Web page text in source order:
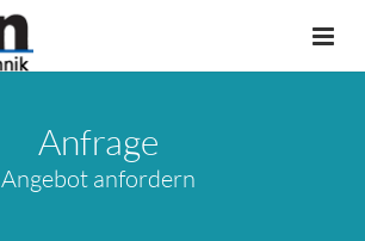
Anfrage
Angebot anfordern